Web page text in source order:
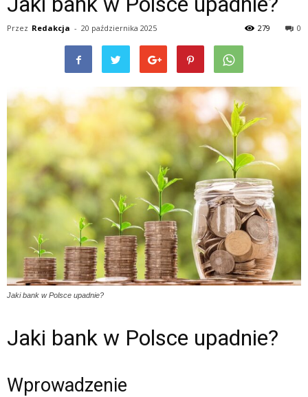
Przez Redakcja - 20 października 2025 0
279
Jaki bank w Polsce upadnie?
Jaki bank w Polsce upadnie?
Wprowadzenie